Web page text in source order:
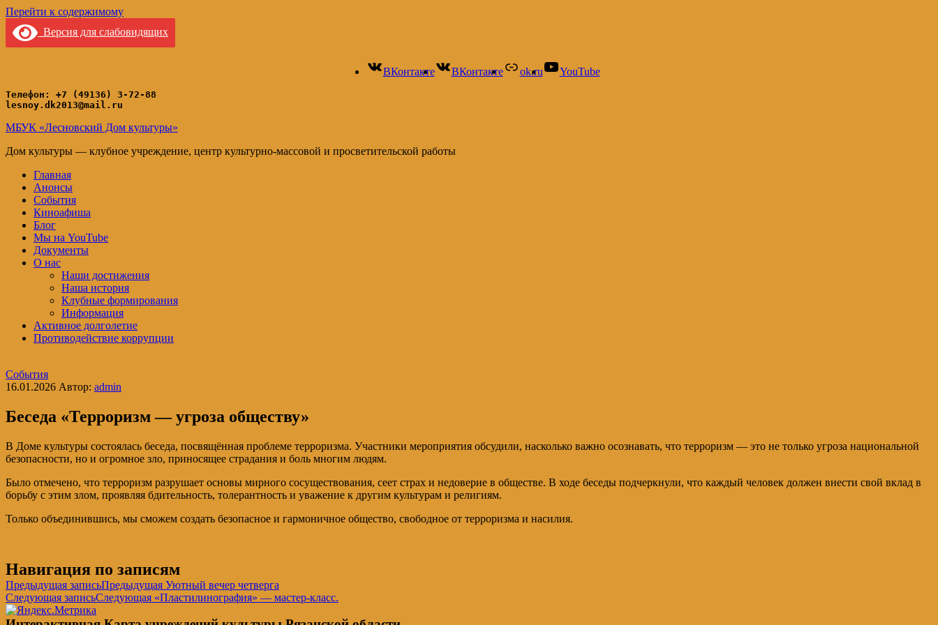
Перейти к содержимому
Версия для слабовидящих
ВКонтакте ВКонтакте ok.ru YouTube
Телефон: +7 (49136) 3-72-88
lesnoy.dk2013@mail.ru
МБУК «Лесновский Дом культуры»
Дом культуры — клубное учреждение, центр культурно-массовой и просветительской работы
Главная
Анонсы
События
Киноафиша
Блог
Мы на YouTube
Документы
О нас
Наши достижения
Наша история
Клубные формирования
Информация
Активное долголетие
Противодействие коррупции
События
16.01.2026 Автор: admin
Беседа «Терроризм — угроза обществу»
В Доме культуры состоялась беседа, посвящённая проблеме терроризма. Участники мероприятия обсудили, насколько важно осознавать, что терроризм — это не только угроза национальной
безопасности, но и огромное зло, приносящее страдания и боль многим людям.
Было отмечено, что терроризм разрушает основы мирного сосуществования, сеет страх и недоверие в обществе. В ходе беседы подчеркнули, что каждый человек должен внести свой вклад в
борьбу с этим злом, проявляя бдительность, толерантность и уважение к другим культурам и религиям.
Только объединившись, мы сможем создать безопасное и гармоничное общество, свободное от терроризма и насилия.
Навигация по записям
Предыдущая записьПредыдущая Уютный вечер четверга️
Следующая записьСледующая «Пластилинография» — мастер-класс.